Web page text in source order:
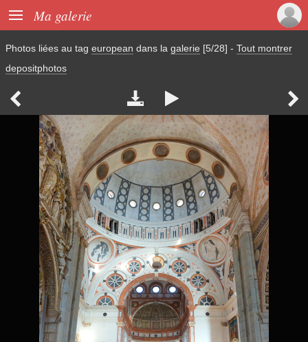
 Ma galerie
Photos liées au tag european dans la galerie [5/28] - Tout montrer
depositphotos
   